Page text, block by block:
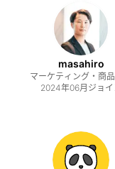
masahiro
マーケティング・商
2024年06月 ジョイ